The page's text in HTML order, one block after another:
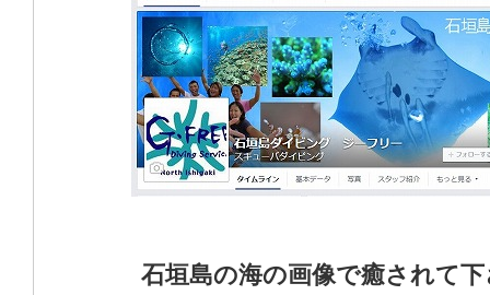
石垣島の海の画像で癒されて